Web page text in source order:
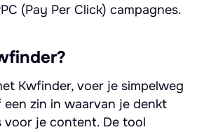
(Pay Per Click) campagnes.
Kwfinder, voer je simpelweg
zin in waarvan je denkt
voor je content. De tool